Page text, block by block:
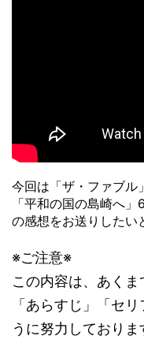
今回は「ザ・ファブル
「平和の国の島崎へ」
の感想をお送りしたい
※ご注意※
この内容は、あくま
「あらすじ」「セ
うに努力しておりま